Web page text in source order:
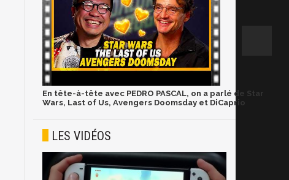
En tête-à-tête avec PEDRO PASCAL, on a parlé de Star
Wars, Last of Us, Avengers Doomsday et DiCaprio
LES VIDÉOS